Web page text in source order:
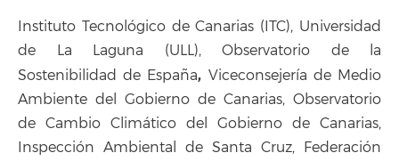
Instituto Tecnológico de Canarias (ITC), Universidad
de La Laguna (ULL), Observatorio de la
Sostenibilidad de España, Viceconsejería de Medio
Ambiente del Gobierno de Canarias, Observatorio
de Cambio Climático del Gobierno de Canarias,
Inspección Ambiental de Santa Cruz, Federación